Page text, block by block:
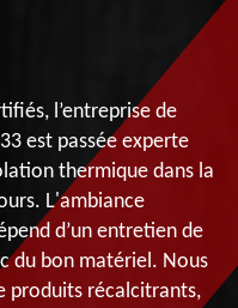
l’entreprise de
est passée experte
thermique dans la
L'ambiance
d’un entretien de
du bon matériel. Nous
produits récalcitrants,